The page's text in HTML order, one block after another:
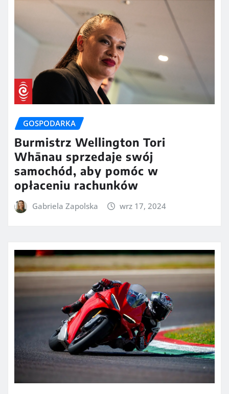
GOSPODARKA
Burmistrz Wellington Tori
Whānau sprzedaje swój
samochód, aby pomóc w
opłaceniu rachunków
Gabriela Zapolska wrz 17, 2024